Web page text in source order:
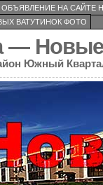
ОБЪЯВЛЕНИЕ НА САЙТЕ
ВАТУТИНОК ФОТО
— Новые
Южный